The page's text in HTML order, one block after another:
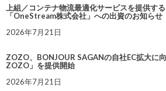
上組／コンテナ物流最適化サービスを提供す
「OneStream株式会社」への出資のお知らせ
2026年7月21日
ZOZO、BONJOUR SAGANの自社EC拡大に
ZOZO」を提供開始
2026年7月21日